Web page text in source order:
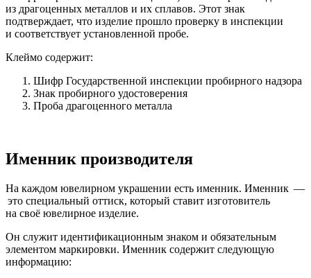
из драгоценных металлов и их сплавов. Этот знак
подтверждает, что изделие прошло проверку в инспекции
и соответствует установленной пробе.
Клеймо содержит:
Шифр Государственной инспекции пробирного надзора
Знак пробирного удостоверения
Проба драгоценного металла
Именник производителя
На каждом ювелирном украшении есть именник. Именник —
это специальный оттиск, который ставит изготовитель
на своё ювелирное изделие.
Он служит идентификационным знаком и обязательным
элементом маркировки. Именник содержит следующую
информацию: